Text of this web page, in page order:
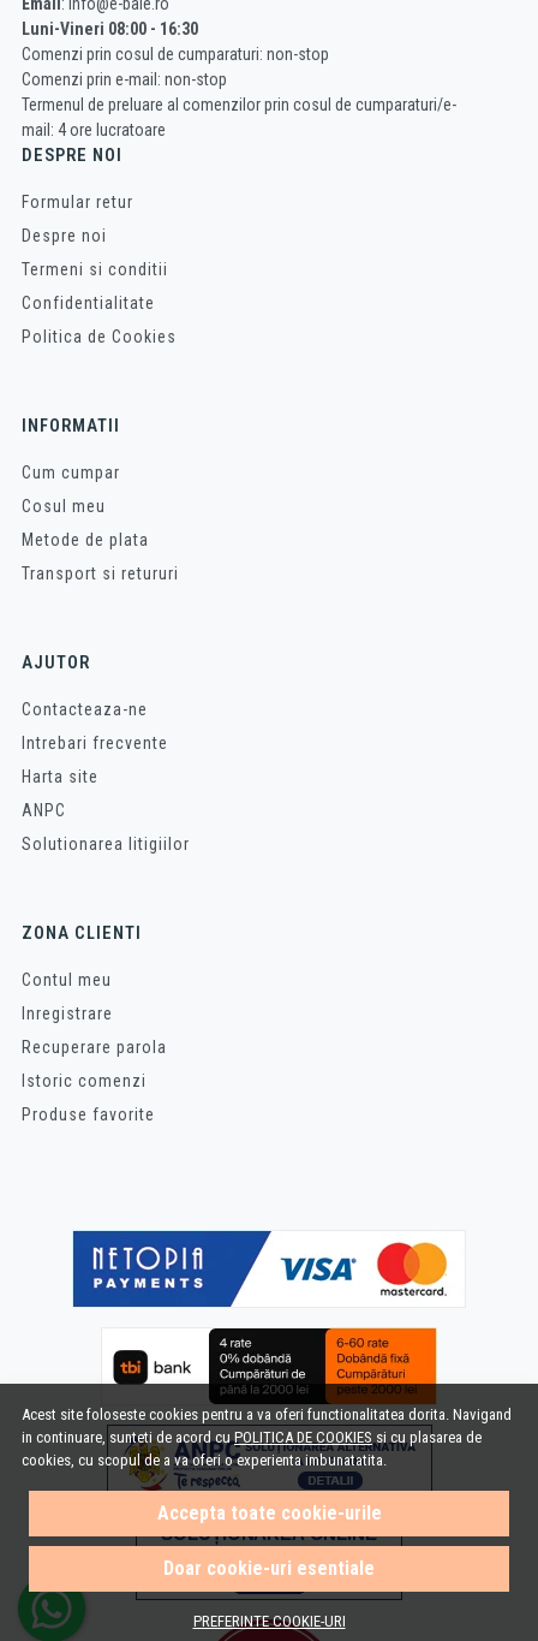
Acest site foloseste cookies pentru a va oferi functionalitatea dorita. Navigand
in continuare, sunteti de acord cuPOLITICA DE COOKIES si cu plasarea de
cookies, cu scopul de a va oferi o experienta imbunatatita.
Accepta toate cookie-urile
Doar cookie-uri esentiale
PREFERINTE COOKIE-URI
Email : info@e-baie.ro
Luni-Vineri 08:00 - 16:30
Comenzi prin cosul de cumparaturi: non-stop
Comenzi prin e-mail: non-stop
Termenul de preluare al comenzilor prin cosul de cumparaturi/e-
mail: 4 ore lucratoare
DESPRE NOI
Formular retur
Despre noi
Termeni si conditii
Confidentialitate
Politica de Cookies
INFORMATII
Cum cumpar
Cosul meu
Metode de plata
Transport si retururi
AJUTOR
Contacteaza-ne
Intrebari frecvente
Harta site
ANPC
Solutionarea litigiilor
ZONA CLIENTI
Contul meu
Inregistrare
Recuperare parola
Istoric comenzi
Produse favorite